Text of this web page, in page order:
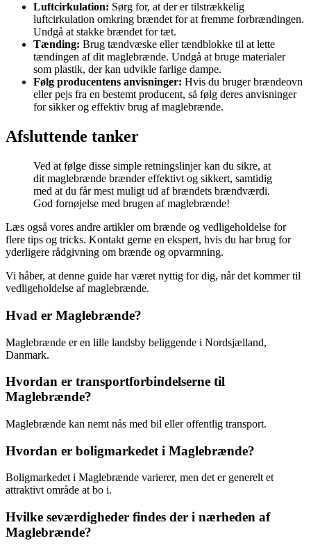
Luftcirkulation: Sørg for, at der er tilstrækkelig
luftcirkulation omkring brændet for at fremme forbrændingen.
Undgå at stakke brændet for tæt.
Tænding: Brug tændvæske eller tændblokke til at lette
tændingen af dit maglebrænde. Undgå at bruge materialer
som plastik, der kan udvikle farlige dampe.
Følg producentens anvisninger: Hvis du bruger brændeovn
eller pejs fra en bestemt producent, så følg deres anvisninger
for sikker og effektiv brug af maglebrænde.
Afsluttende tanker
Ved at følge disse simple retningslinjer kan du sikre, at
dit maglebrænde brænder effektivt og sikkert, samtidig
med at du får mest muligt ud af brændets brændværdi.
God fornøjelse med brugen af maglebrænde!
Læs også vores andre artikler om brænde og vedligeholdelse for
flere tips og tricks. Kontakt gerne en ekspert, hvis du har brug for
yderligere rådgivning om brænde og opvarmning.
Vi håber, at denne guide har været nyttig for dig, når det kommer til
vedligeholdelse af maglebrænde.
Hvad er Maglebrænde?
Maglebrænde er en lille landsby beliggende i Nordsjælland,
Danmark.
Hvordan er transportforbindelserne til
Maglebrænde?
Maglebrænde kan nemt nås med bil eller offentlig transport.
Hvordan er boligmarkedet i Maglebrænde?
Boligmarkedet i Maglebrænde varierer, men det er generelt et
attraktivt område at bo i.
Hvilke seværdigheder findes der i nærheden af
Maglebrænde?